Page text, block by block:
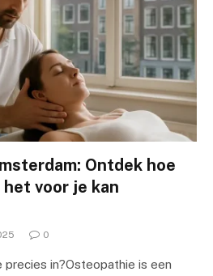
Ontdek hoe
voor je kan
0
in?Osteopathie is een